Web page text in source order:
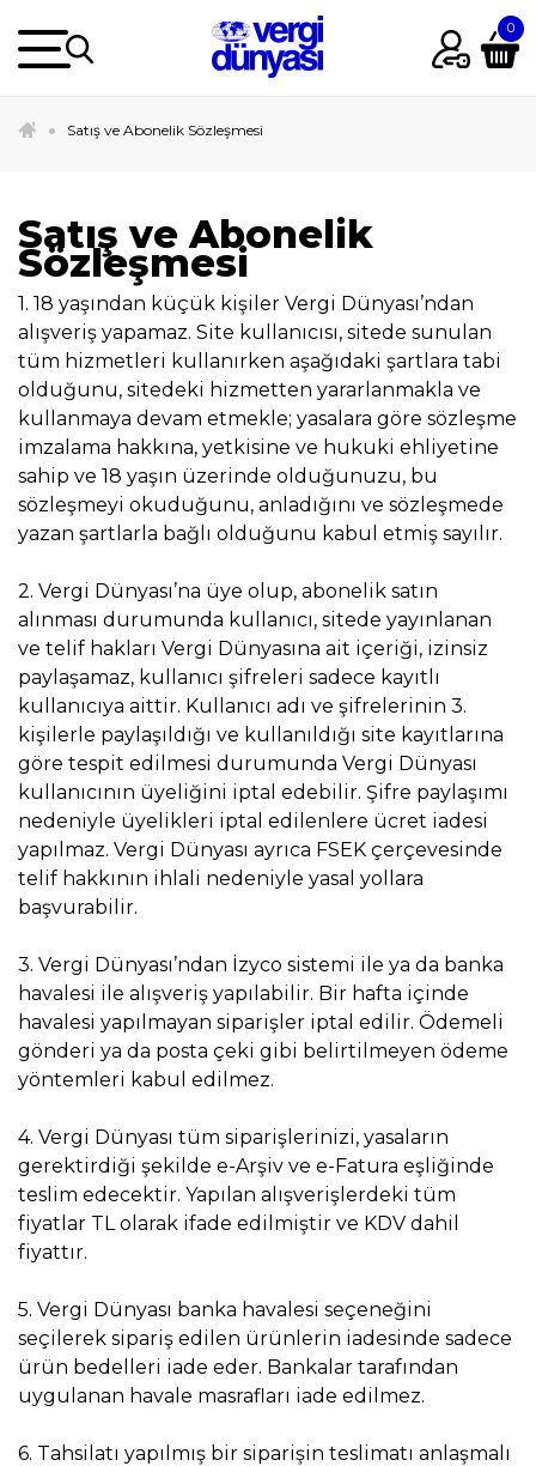
Satış ve Abonelik Sözleşmesi
Satış ve Abonelik
Sözleşmesi
1. 18 yaşından küçük kişiler Vergi Dünyası’ndan
alışveriş yapamaz. Site kullanıcısı, sitede sunulan
tüm hizmetleri kullanırken aşağıdaki şartlara tabi
olduğunu, sitedeki hizmetten yararlanmakla ve
kullanmaya devam etmekle; yasalara göre sözleşme
imzalama hakkına, yetkisine ve hukuki ehliyetine
sahip ve 18 yaşın üzerinde olduğunuzu, bu
sözleşmeyi okuduğunu, anladığını ve sözleşmede
yazan şartlarla bağlı olduğunu kabul etmiş sayılır.
2. Vergi Dünyası’na üye olup, abonelik satın
alınması durumunda kullanıcı, sitede yayınlanan
ve telif hakları Vergi Dünyasına ait içeriği, izinsiz
paylaşamaz, kullanıcı şifreleri sadece kayıtlı
kullanıcıya aittir. Kullanıcı adı ve şifrelerinin 3.
kişilerle paylaşıldığı ve kullanıldığı site kayıtlarına
göre tespit edilmesi durumunda Vergi Dünyası
kullanıcının üyeliğini iptal edebilir. Şifre paylaşımı
nedeniyle üyelikleri iptal edilenlere ücret iadesi
yapılmaz. Vergi Dünyası ayrıca FSEK çerçevesinde
telif hakkının ihlali nedeniyle yasal yollara
başvurabilir.
3. Vergi Dünyası’ndan İzyco sistemi ile ya da banka
havalesi ile alışveriş yapılabilir. Bir hafta içinde
havalesi yapılmayan siparişler iptal edilir. Ödemeli
gönderi ya da posta çeki gibi belirtilmeyen ödeme
yöntemleri kabul edilmez.
4. Vergi Dünyası tüm siparişlerinizi, yasaların
gerektirdiği şekilde e-Arşiv ve e-Fatura eşliğinde
teslim edecektir. Yapılan alışverişlerdeki tüm
fiyatlar TL olarak ifade edilmiştir ve KDV dahil
fiyattır.
5. Vergi Dünyası banka havalesi seçeneğini
seçilerek sipariş edilen ürünlerin iadesinde sadece
ürün bedelleri iade eder. Bankalar tarafından
uygulanan havale masrafları iade edilmez.
6. Tahsilatı yapılmış bir siparişin teslimatı anlaşmalı